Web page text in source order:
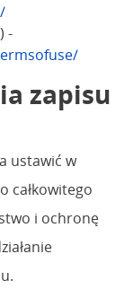
-
zapisu
ustawić w
całkowitego
i ochronę